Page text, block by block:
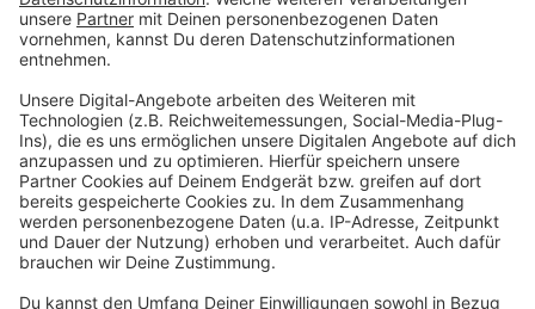
Anzeige
Und so bereitet ihr das Essen zu:
Anzeige
Für die Marinade die Zwiebeln abziehen und in
dünne Ringe schneiden.
350 ml Wasser, Essig, Zucker, Salz, Lorbeerblätter